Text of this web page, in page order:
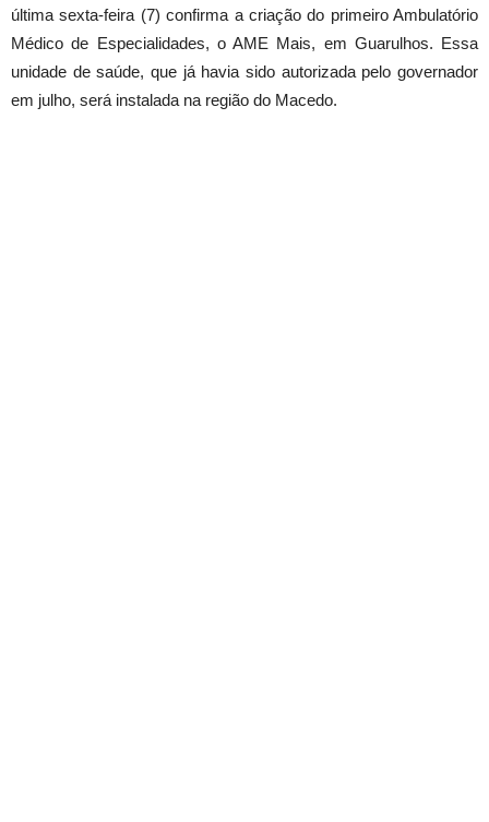
última sexta-feira (7) confirma a criação do primeiro Ambulatório
Médico de Especialidades, o AME Mais, em Guarulhos. Essa
unidade de saúde, que já havia sido autorizada pelo governador
em julho, será instalada na região do Macedo.